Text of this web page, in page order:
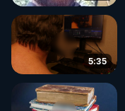
5:35